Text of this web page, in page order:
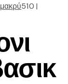
510 |